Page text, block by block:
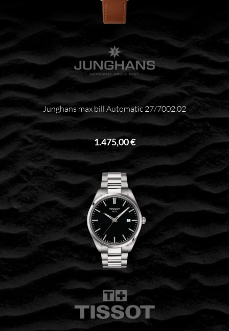
Junghans max bill Automatic 27/7002.02
1.475,00 €